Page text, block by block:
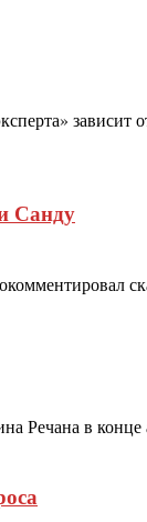
зависит
Санду
Речана в